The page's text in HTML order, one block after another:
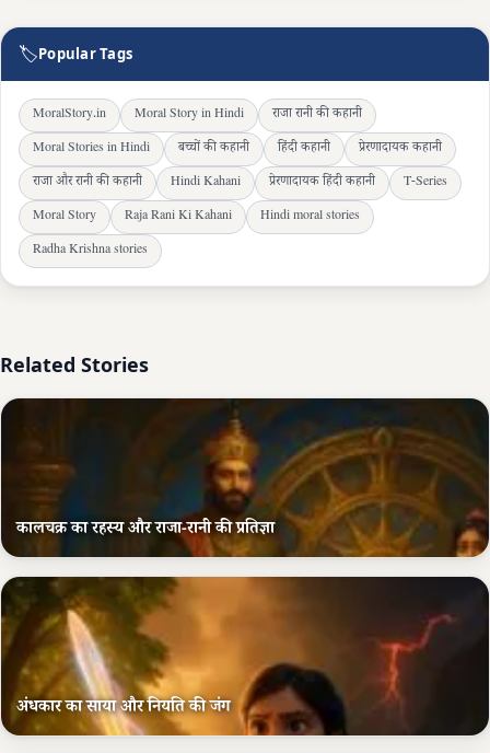
🏷Popular Tags
MoralStory.in Moral Story in Hindi
राजा रानी की कहानी
Moral Stories in Hindi
बच्चों की कहानी हिंदी कहानी
प्रेरणादायक कहानी
राजा और रानी की कहानी
Hindi Kahani प्रेरणादायक हिंदी कहानी
T-Series
Moral Story
Raja Rani Ki Kahani
Hindi moral stories
Radha Krishna stories
Related Stories
कालचक्र का रहस्य और राजा-रानी की प्रतिज्ञा
अंधकार का साया और नियति की जंग